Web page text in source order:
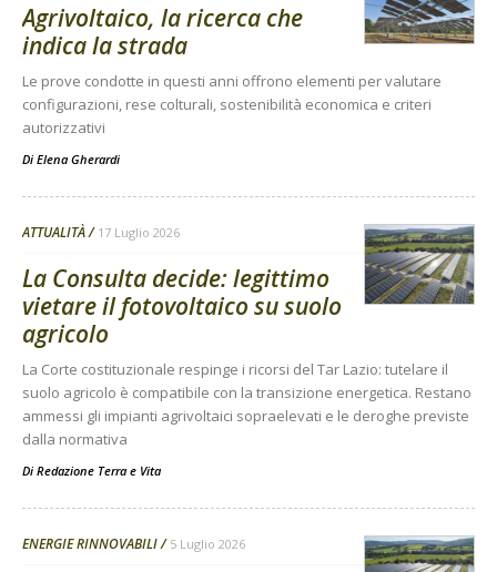
Agrivoltaico, la ricerca che
indica la strada
Le prove condotte in questi anni offrono elementi per valutare
configurazioni, rese colturali, sostenibilità economica e criteri
autorizzativi
Di Elena Gherardi
ATTUALITÀ 17 Luglio 2026
La Consulta decide: legittimo
vietare il fotovoltaico su suolo
agricolo
La Corte costituzionale respinge i ricorsi del Tar Lazio: tutelare il
suolo agricolo è compatibile con la transizione energetica. Restano
ammessi gli impianti agrivoltaici sopraelevati e le deroghe previste
dalla normativa
Di Redazione Terra e Vita
ENERGIE RINNOVABILI 5 Luglio 2026